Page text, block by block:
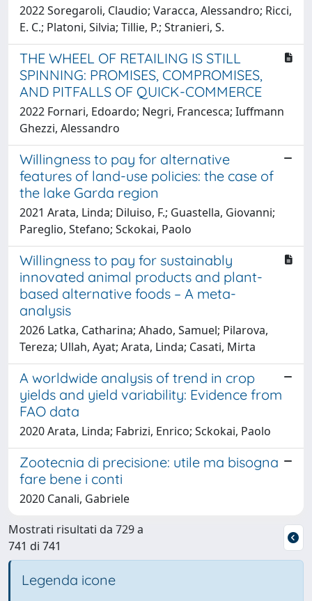
2022 Soregaroli, Claudio; Varacca, Alessandro; Ricci,
E. C.; Platoni, Silvia; Tillie, P.; Stranieri, S.
THE WHEEL OF RETAILING IS STILL
SPINNING: PROMISES, COMPROMISES,
AND PITFALLS OF QUICK-COMMERCE
2022 Fornari, Edoardo; Negri, Francesca; Iuffmann
Ghezzi, Alessandro
Willingness to pay for alternative
features of land-use policies: the case of
the lake Garda region
2021 Arata, Linda; Diluiso, F.; Guastella, Giovanni;
Pareglio, Stefano; Sckokai, Paolo
Willingness to pay for sustainably
innovated animal products and plant-
based alternative foods – A meta-
analysis
2026 Latka, Catharina; Ahado, Samuel; Pilarova,
Tereza; Ullah, Ayat; Arata, Linda; Casati, Mirta
A worldwide analysis of trend in crop
yields and yield variability: Evidence from
FAO data
2020 Arata, Linda; Fabrizi, Enrico; Sckokai, Paolo
Zootecnia di precisione: utile ma bisogna
fare bene i conti
2020 Canali, Gabriele
Mostrati risultati da 729 a
741 di 741
Legenda icone